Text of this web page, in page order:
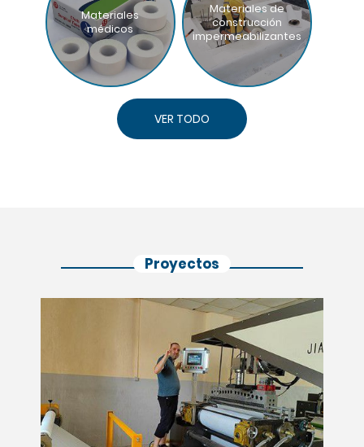
Materiales
médicos
Materiales de
construcción
impermeabilizantes
VER TODO
Proyectos